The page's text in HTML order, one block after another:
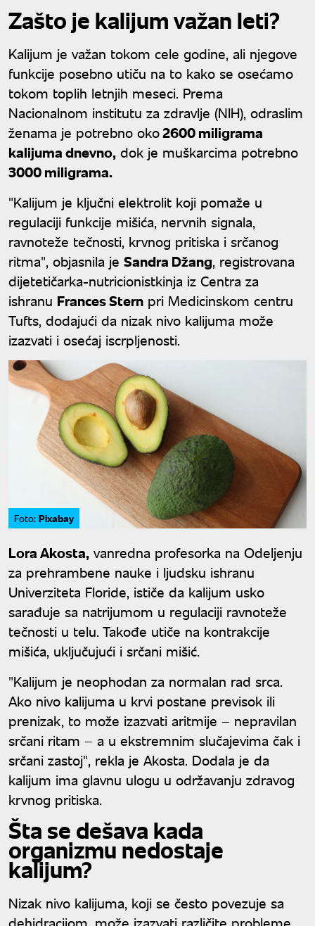
Zašto je kalijum važan leti?
Kalijum je važan tokom cele godine, ali njegove
funkcije posebno utiču na to kako se osećamo
tokom toplih letnjih meseci. Prema
Nacionalnom institutu za zdravlje (NIH), odraslim
ženama je potrebno oko2600 miligrama
kalijuma dnevno, dok je muškarcima potrebno
3000 miligrama.
"Kalijum je ključni elektrolit koji pomaže u
regulaciji funkcije mišića, nervnih signala,
ravnoteže tečnosti, krvnog pritiska i srčanog
ritma", objasnila je Sandra Džang, registrovana
dijetetičarka-nutricionistkinja iz Centra za
ishranu Frances Stern pri Medicinskom centru
Tufts, dodajući da nizak nivo kalijuma može
izazvati i osećaj iscrpljenosti.
Foto: Pixabay
Lora Akosta, vanredna profesorka na Odeljenju
za prehrambene nauke i ljudsku ishranu
Univerziteta Floride, ističe da kalijum usko
sarađuje sa natrijumom u regulaciji ravnoteže
tečnosti u telu. Takođe utiče na kontrakcije
mišića, uključujući i srčani mišić.
"Kalijum je neophodan za normalan rad srca.
Ako nivo kalijuma u krvi postane previsok ili
prenizak, to može izazvati aritmije – nepravilan
srčani ritam – a u ekstremnim slučajevima čak i
srčani zastoj", rekla je Akosta. Dodala je da
kalijum ima glavnu ulogu u održavanju zdravog
krvnog pritiska.
Šta se dešava kada
organizmu nedostaje
kalijum?
Nizak nivo kalijuma, koji se često povezuje sa
dehidracijom, može izazvati različite probleme.